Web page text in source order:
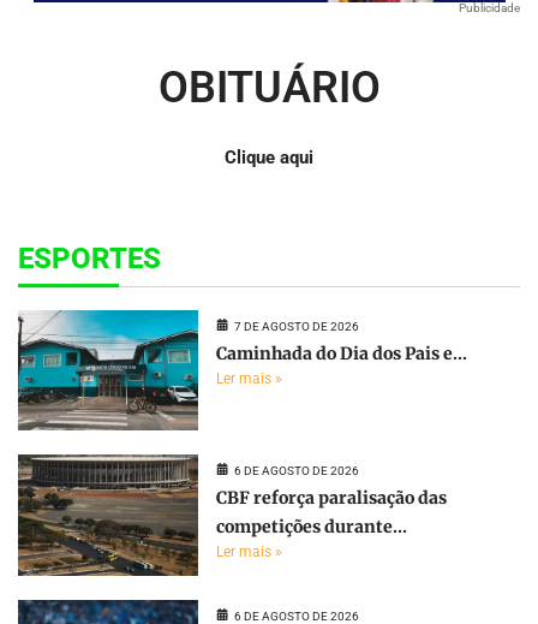
Publicidade
OBITUÁRIO
Clique aqui
ESPORTES
7 DE AGOSTO DE 2026
Caminhada do Dia dos Pais e...
Ler mais »
6 DE AGOSTO DE 2026
CBF reforça paralisação das
competições durante...
Ler mais »
6 DE AGOSTO DE 2026